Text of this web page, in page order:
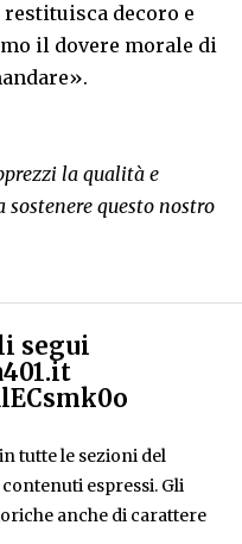
decoro e
il dovere morale di
la qualità e
questo nostro
segui
tutte le sezioni del
espressi. Gli
anche di carattere